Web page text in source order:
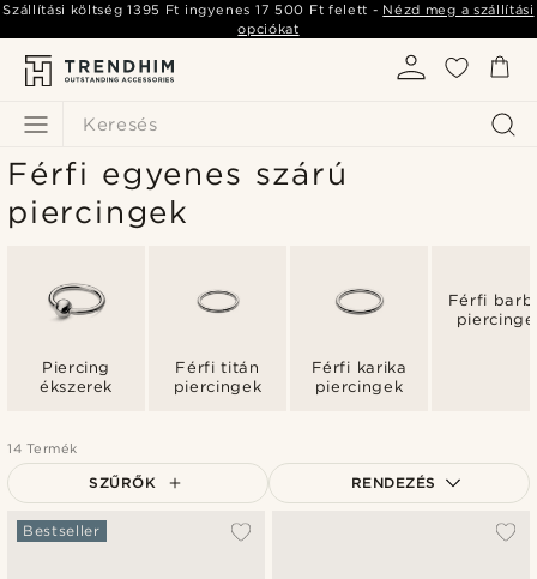
Keresés
Szállítási költség1395 Ft ingyenes 17 500 Ft felett - Nézd meg a szállítási
opciókat
Férfi egyenes szárú
piercingek
Piercing
ékszerek
Férfi titán
piercingek
Férfi karika
piercingek
Férfi
14 Termék
SZŰRŐK RENDEZÉS
Bestseller